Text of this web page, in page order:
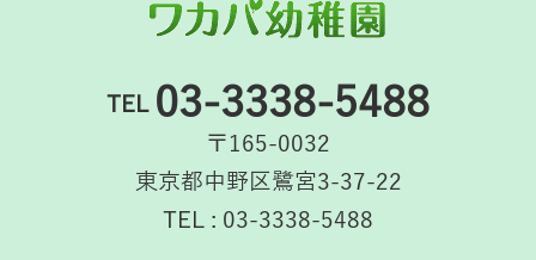
TEL 03-3338-5488
〒165-0032
東京都中野区鷺宮3-37-22
TEL : 03-3338-5488